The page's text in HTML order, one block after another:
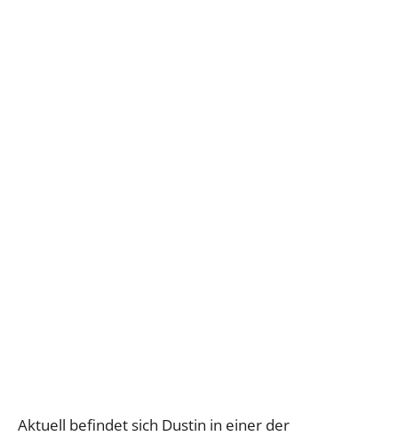
Aktuell befindet sich Dustin in einer der